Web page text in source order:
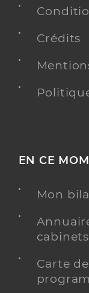
Crédits
EN CE
Mon
cabinets
Carte